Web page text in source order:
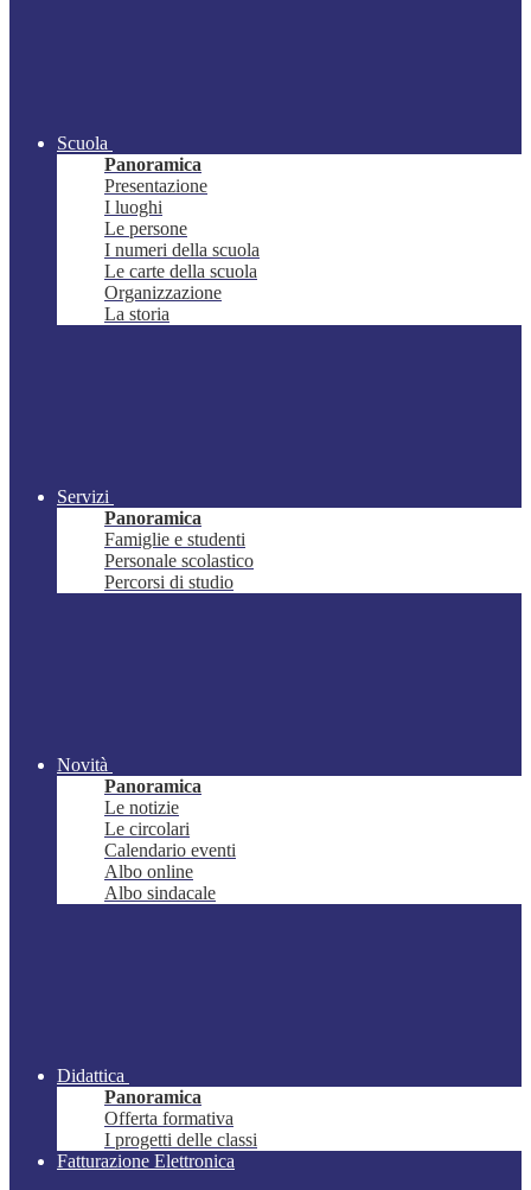
Scuola
Panoramica
Presentazione
I luoghi
Le persone
I numeri della scuola
Le carte della scuola
Organizzazione
La storia
Servizi
Panoramica
Famiglie e studenti
Personale scolastico
Percorsi di studio
Novità
Panoramica
Le notizie
Le circolari
Calendario eventi
Albo online
Albo sindacale
Didattica
Panoramica
Offerta formativa
I progetti delle classi
Fatturazione Elettronica